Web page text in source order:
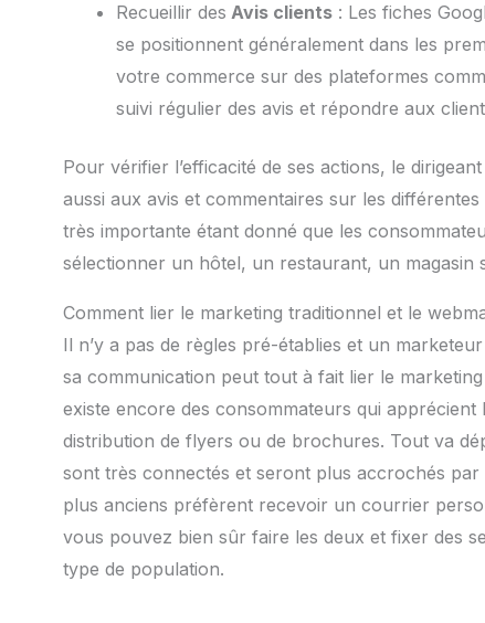
Recueillir des Avis clients: Les fiches
se positionnent généralement dans les
votre commerce sur des plateformes
suivi régulier des avis et répondre aux
Pour vérifier l’efficacité de ses actions, le
aussi aux avis et commentaires sur les
très importante étant donné que les
sélectionner un hôtel, un restaurant, un magasin
Comment lier le marketing traditionnel et le
Il n’y a pas de règles pré-établies et un
sa communication peut tout à fait lier le
existe encore des consommateurs qui
distribution de flyers ou de brochures. Tout va
sont très connectés et seront plus accrochés
plus anciens préfèrent recevoir un courrier
vous pouvez bien sûr faire les deux et fixer des
type de population.